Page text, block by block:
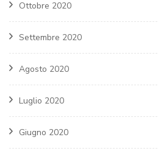
Ottobre 2020
Settembre 2020
Agosto 2020
Luglio 2020
Giugno 2020